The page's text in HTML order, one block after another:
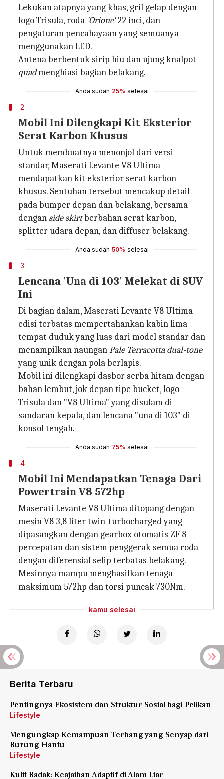
Lekukan atapnya yang khas, gril gelap dengan
logo Trisula, roda 'Orione'22 inci, dan
pengaturan pencahayaan yang semuanya
menggunakan LED.
Antena berbentuk sirip hiu dan ujung knalpot
quadmenghiasi bagian belakang.
Anda sudah 25% selesai
2
Mobil Ini Dilengkapi Kit Eksterior
Serat Karbon Khusus
Untuk membuatnya menonjol dari versi
standar, Maserati Levante V8 Ultima
mendapatkan kit eksterior serat karbon
khusus. Sentuhan tersebut mencakup detail
pada bumper depan dan belakang, bersama
dengan side skirtberbahan serat karbon,
splitter udara depan, dan diffuser belakang.
Anda sudah 50% selesai
3
Lencana 'Una di 103' Melekat di SUV
Ini
Di bagian dalam, Maserati Levante V8 Ultima
edisi terbatas mempertahankan kabin lima
tempat duduk yang luas dari model standar dan
menampilkan naunganPale Terracotta dual-tone
yang unik dengan pola berlapis.
Mobil ini dilengkapi dasbor serba hitam dengan
bahan lembut, jok depan tipe bucket, logo
Trisula dan "V8 Ultima" yang disulam di
sandaran kepala, dan lencana "una di 103" di
konsol tengah.
Anda sudah 75% selesai
4
Mobil Ini Mendapatkan Tenaga Dari
Powertrain V8 572hp
Maserati Levante V8 Ultima ditopang dengan
mesin V8 3,8 liter twin-turbocharged yang
dipasangkan dengan gearbox otomatis ZF 8-
percepatan dan sistem penggerak semua roda
dengan diferensial selip terbatas belakang.
Mesinnya mampu menghasilkan tenaga
maksimum 572hp dan torsi puncak 730Nm.
kamu selesai
Berita Terbaru
Pentingnya Ekosistem dan Struktur Sosial bagi Pelikan
Lifestyle
Mengungkap Kemampuan Terbang yang Senyap dari
Burung Hantu
Lifestyle
Kulit Badak: Keajaiban Adaptif di Alam Liar